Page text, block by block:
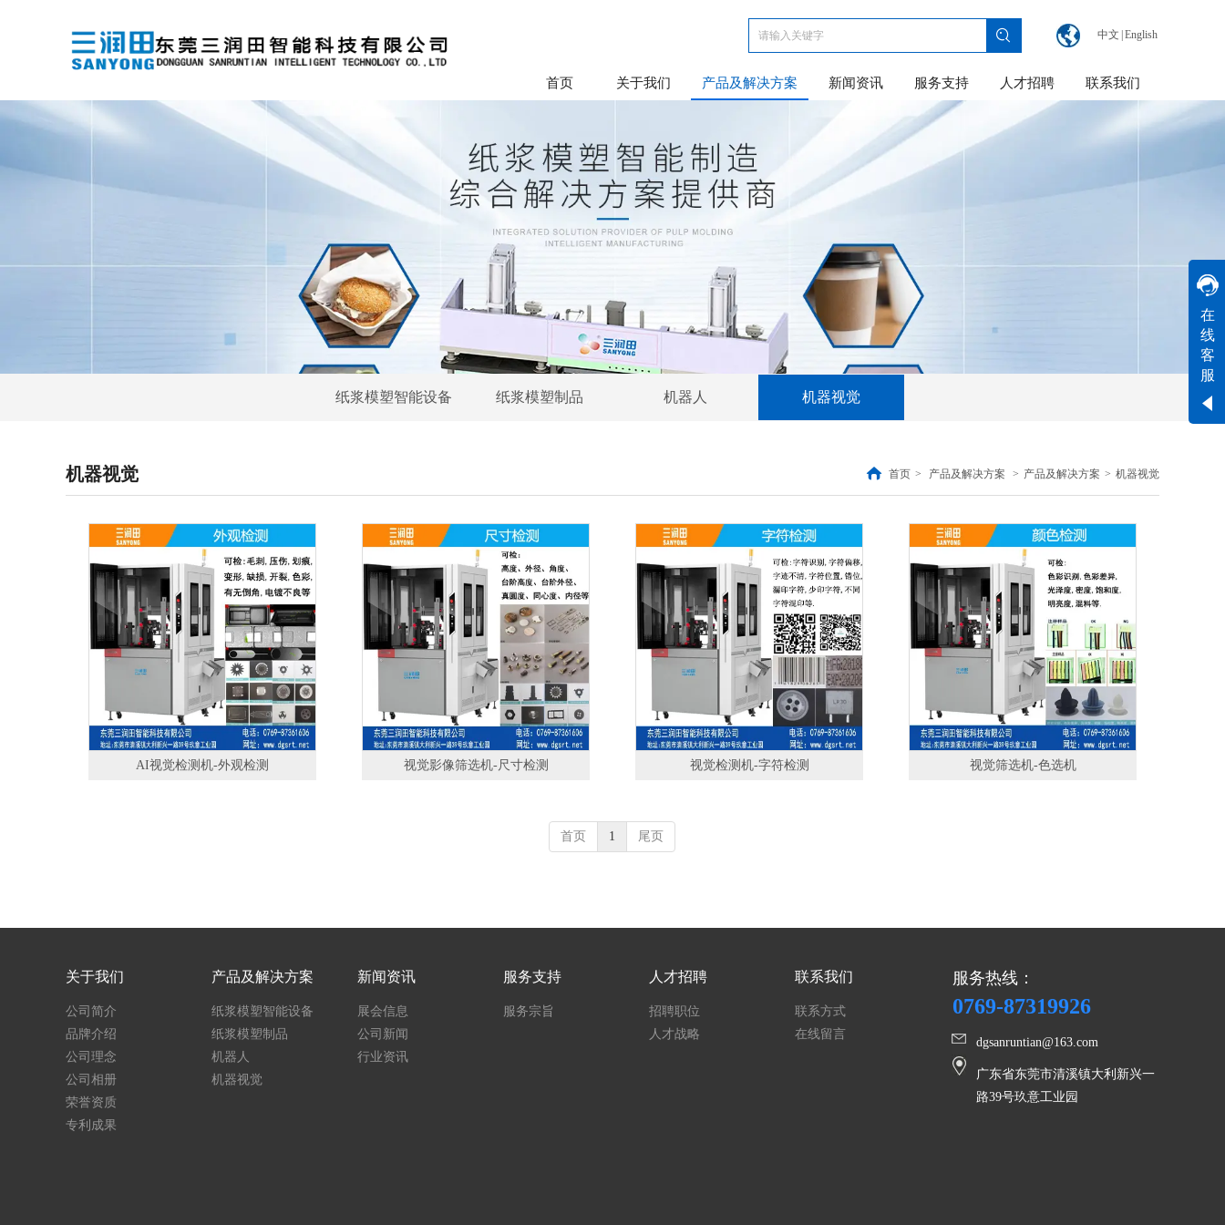
中文 English
在
线
客
服
黄生18824586090
首页 关于我们 产品及解决方案 新闻资讯 服务支持 人才招聘 联系我们
纸浆模塑智能设备 纸浆模塑制品 机器人 机器视觉
机器视觉 首页 > 产品及解决方案 > 产品及解决方案 > 机器视觉
AI视觉检测机-外观检测 视觉影像筛选机-尺寸检测 视觉检测机-字符检测 视觉筛选机-色选机
首页 1 尾页
dgsanruntian@163.com
广东省东莞市清溪镇大利新兴一
路39号玖意工业园
服务热线：
0769-87319926
关于我们
公司简介
品牌介绍
公司理念
公司相册
荣誉资质
专利成果
产品及解决方案
纸浆模塑智能设备
纸浆模塑制品
机器人
机器视觉
新闻资讯
展会信息
公司新闻
行业资讯
服务支持
服务宗旨
人才招聘
招聘职位
人才战略
联系我们
联系方式
在线留言